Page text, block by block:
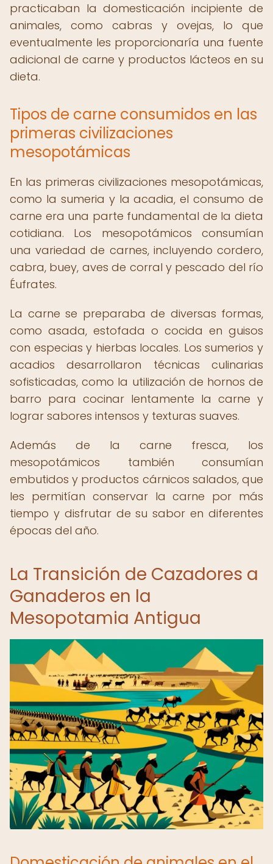
practicaban la domesticación incipiente de
animales, como cabras y ovejas, lo que
eventualmente les proporcionaría una fuente
adicional de carne y productos lácteos en su
dieta.
Tipos de carne consumidos en las
primeras civilizaciones
mesopotámicas
En las primeras civilizaciones mesopotámicas,
como la sumeria y la acadia, el consumo de
carne era una parte fundamental de la dieta
cotidiana. Los mesopotámicos consumían
una variedad de carnes, incluyendo cordero,
cabra, buey, aves de corral y pescado del río
Éufrates.
La carne se preparaba de diversas formas,
como asada, estofada o cocida en guisos
con especias y hierbas locales. Los sumerios y
acadios desarrollaron técnicas culinarias
sofisticadas, como la utilización de hornos de
barro para cocinar lentamente la carne y
lograr sabores intensos y texturas suaves.
Además de la carne fresca, los
mesopotámicos también consumían
embutidos y productos cárnicos salados, que
les permitían conservar la carne por más
tiempo y disfrutar de su sabor en diferentes
épocas del año.
La Transición de Cazadores a
Ganaderos en la
Mesopotamia Antigua